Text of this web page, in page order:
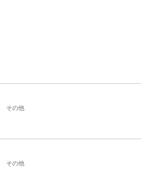
その他
その他